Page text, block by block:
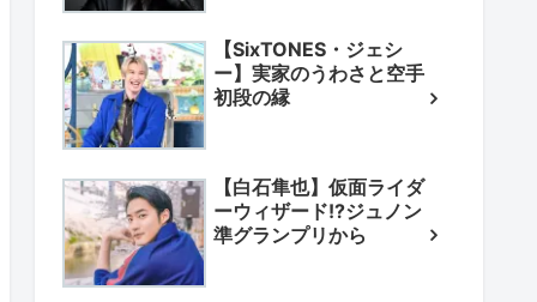
【SixTONES・ジェシ
ー】実家のうわさと空手
初段の縁
【白石隼也】仮面ライダ
ーウィザード!?ジュノン
準グランプリから